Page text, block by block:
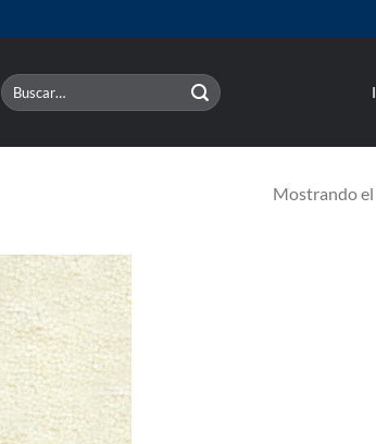
Buscar
por:
Mostrando